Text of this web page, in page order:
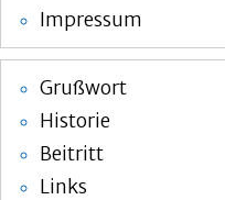
Impressum
Grußwort
Historie
Beitritt
Links